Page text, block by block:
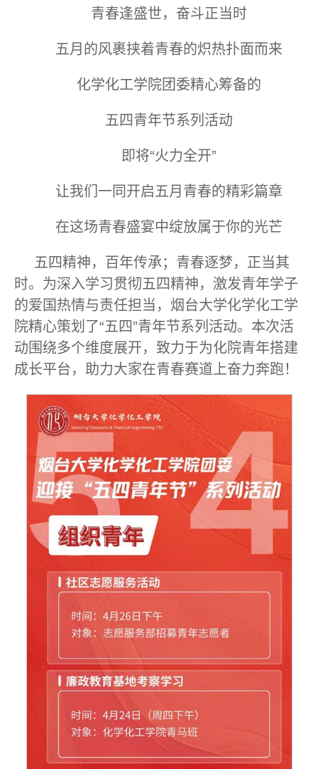
青春逢盛世，奋斗正当时
五月的风裹挟着青春的炽热扑面而来
化学化工学院团委精心筹备的
五四青年节系列活动
即将“火力全开”
让我们一同开启五月青春的精彩篇章
在这场青春盛宴中绽放属于你的光芒
五四精神，百年传承；青春逐梦，正当其
时。为深入学习贯彻五四精神，激发青年学子
的爱国热情与责任担当，烟台大学化学化工学
院精心策划了“五四”青年节系列活动。本次活
动围绕多个维度展开，致力于为化院青年搭建
成长平台，助力大家在青春赛道上奋力奔跑！